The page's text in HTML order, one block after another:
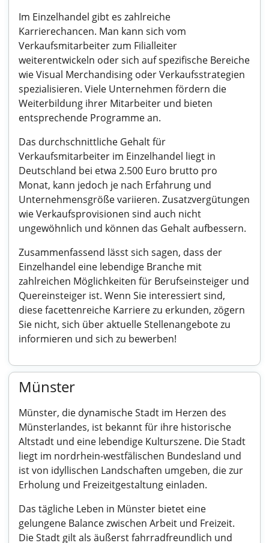
Im Einzelhandel gibt es zahlreiche
Karrierechancen. Man kann sich vom
Verkaufsmitarbeiter zum Filialleiter
weiterentwickeln oder sich auf spezifische Bereiche
wie Visual Merchandising oder Verkaufsstrategien
spezialisieren. Viele Unternehmen fördern die
Weiterbildung ihrer Mitarbeiter und bieten
entsprechende Programme an.
Das durchschnittliche Gehalt für
Verkaufsmitarbeiter im Einzelhandel liegt in
Deutschland bei etwa 2.500 Euro brutto pro
Monat, kann jedoch je nach Erfahrung und
Unternehmensgröße variieren. Zusatzvergütungen
wie Verkaufsprovisionen sind auch nicht
ungewöhnlich und können das Gehalt aufbessern.
Zusammenfassend lässt sich sagen, dass der
Einzelhandel eine lebendige Branche mit
zahlreichen Möglichkeiten für Berufseinsteiger und
Quereinsteiger ist. Wenn Sie interessiert sind,
diese facettenreiche Karriere zu erkunden, zögern
Sie nicht, sich über aktuelle Stellenangebote zu
informieren und sich zu bewerben!
Münster
Münster, die dynamische Stadt im Herzen des
Münsterlandes, ist bekannt für ihre historische
Altstadt und eine lebendige Kulturszene. Die Stadt
liegt im nordrhein-westfälischen Bundesland und
ist von idyllischen Landschaften umgeben, die zur
Erholung und Freizeitgestaltung einladen.
Das tägliche Leben in Münster bietet eine
gelungene Balance zwischen Arbeit und Freizeit.
Die Stadt gilt als äußerst fahrradfreundlich und